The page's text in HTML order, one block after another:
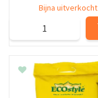
Bijna uitverkocht